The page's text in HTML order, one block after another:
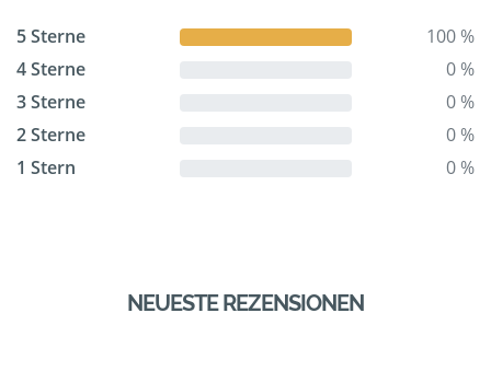
5 Sterne
100 %
4 Sterne
0 %
3 Sterne
0 %
2 Sterne
0 %
1 Stern
0 %
NEUESTE REZENSIONEN